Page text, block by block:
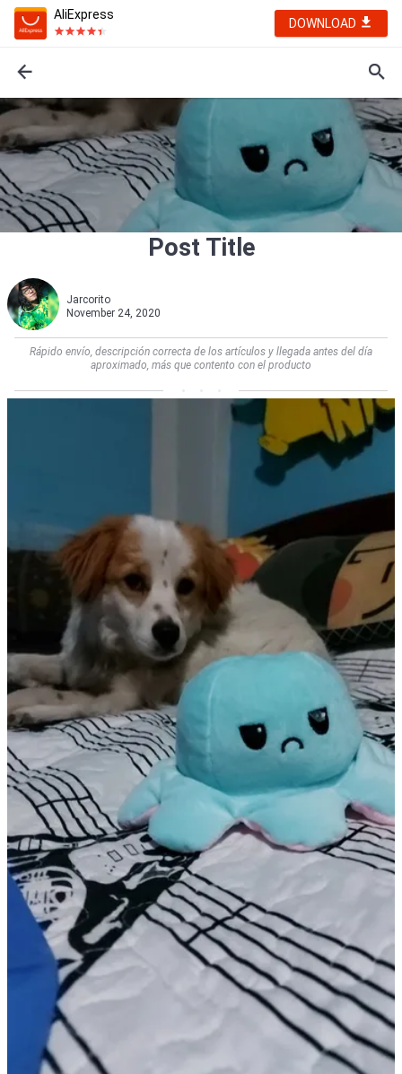
AliExpress
DOWNLOAD
Post Title
Jarcorito
November 24, 2020
Rápido envío, descripción correcta de los artículos y llegada antes del día
aproximado, más que contento con el producto                